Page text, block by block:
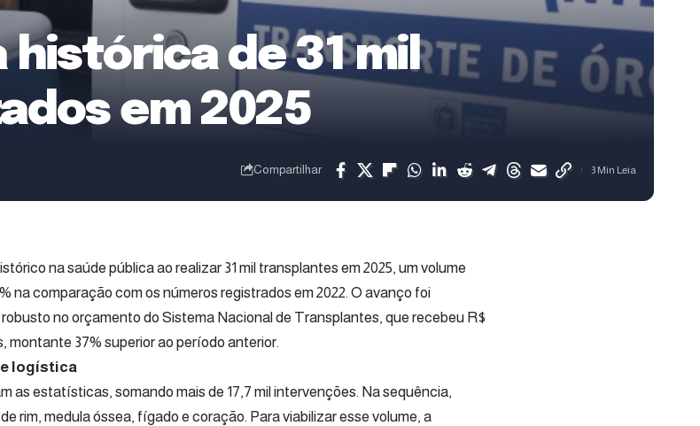
de 31 mil
em 2025
Compartilhar 3 Min Leia
na saúde pública ao realizar 31 mil transplantes em 2025, um volume
na comparação com os números registrados em 2022. O avanço foi
no orçamento do Sistema Nacional de Transplantes, que recebeu R$
montante 37% superior ao período anterior.
logística
as estatísticas, somando mais de 17,7 mil intervenções. Na sequência,
rim, medula óssea, fígado e coração. Para viabilizar esse volume, a